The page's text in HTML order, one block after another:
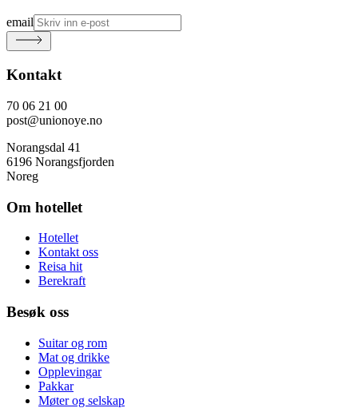
email
Kontakt
70 06 21 00
post@unionoye.no
Norangsdal 41
6196 Norangsfjorden
Noreg
Om hotellet
Hotellet
Kontakt oss
Reisa hit
Berekraft
Besøk oss
Suitar og rom
Mat og drikke
Opplevingar
Pakkar
Møter og selskap